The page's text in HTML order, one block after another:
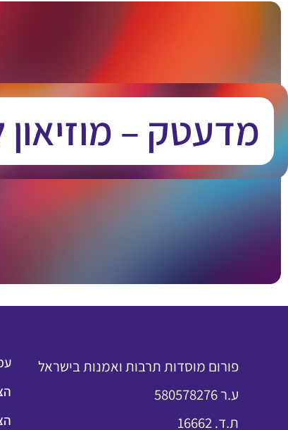
מדעטק –
פורום מוסדות תרבות ואמנות בישראל
ע.ר 580578276
ת.ד. 16662